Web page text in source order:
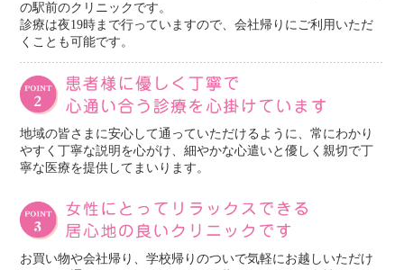
の駅前のクリニックです。
診療は夜19時まで行っていますので、会社帰りにご利用いただ
くことも可能です。
地域の皆さまに安心して通っていただけるように、常にわかり
やすく丁寧な説明を心がけ、細やかな心遣いと優しく親切で丁
寧な医療を提供してまいります。
お買い物や会社帰り、学校帰りのついで気軽にお越しいただけ